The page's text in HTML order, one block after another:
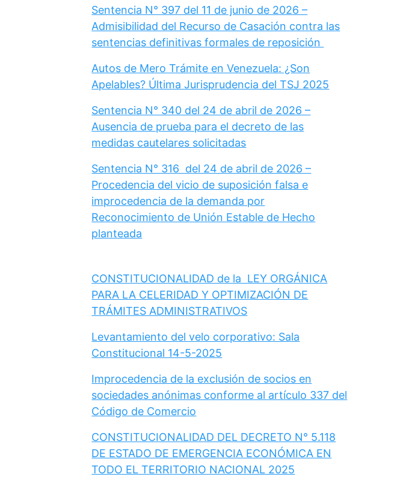
Sentencia N° 397 del 11 de junio de 2026 –
Admisibilidad del Recurso de Casación contra las
sentencias definitivas formales de reposición
Autos de Mero Trámite en Venezuela: ¿Son
Apelables? Última Jurisprudencia del TSJ 2025
Sentencia N° 340 del 24 de abril de 2026 –
Ausencia de prueba para el decreto de las
medidas cautelares solicitadas
Sentencia N° 316 del 24 de abril de 2026 –
Procedencia del vicio de suposición falsa e
improcedencia de la demanda por
Reconocimiento de Unión Estable de Hecho
planteada
CONSTITUCIONALIDAD de la LEY ORGÁNICA
PARA LA CELERIDAD Y OPTIMIZACIÓN DE
TRÁMITES ADMINISTRATIVOS
Levantamiento del velo corporativo: Sala
Constitucional 14-5-2025
Improcedencia de la exclusión de socios en
sociedades anónimas conforme al artículo 337 del
Código de Comercio
CONSTITUCIONALIDAD DEL DECRETO N° 5.118
DE ESTADO DE EMERGENCIA ECONÓMICA EN
TODO EL TERRITORIO NACIONAL 2025